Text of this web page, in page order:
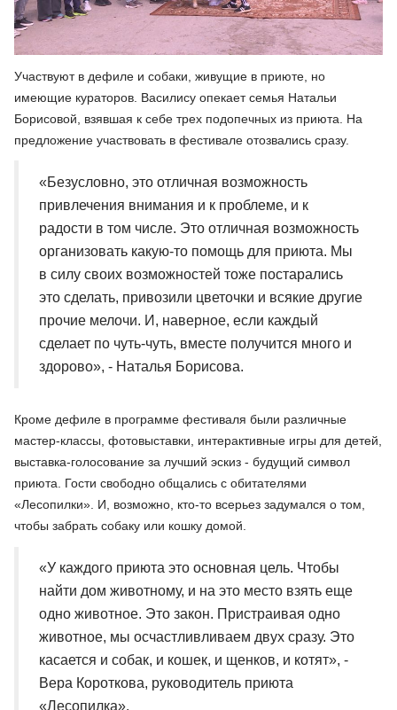
Участвуют в дефиле и собаки, живущие в приюте, но
имеющие кураторов. Василису опекает семья Натальи
Борисовой, взявшая к себе трех подопечных из приюта. На
предложение участвовать в фестивале отозвались сразу.
«Безусловно, это отличная возможность
привлечения внимания и к проблеме, и к
радости в том числе. Это отличная возможность
организовать какую-то помощь для приюта. Мы
в силу своих возможностей тоже постарались
это сделать, привозили цветочки и всякие другие
прочие мелочи. И, наверное, если каждый
сделает по чуть-чуть, вместе получится много и
здорово», - Наталья Борисова.
Кроме дефиле в программе фестиваля были различные
мастер-классы, фотовыставки, интерактивные игры для детей,
выставка-голосование за лучший эскиз - будущий символ
приюта. Гости свободно общались с обитателями
«Лесопилки». И, возможно, кто-то всерьез задумался о том,
чтобы забрать собаку или кошку домой.
«У каждого приюта это основная цель. Чтобы
найти дом животному, и на это место взять еще
одно животное. Это закон. Пристраивая одно
животное, мы осчастливливаем двух сразу. Это
касается и собак, и кошек, и щенков, и котят», -
Вера Короткова, руководитель приюта
«Лесопилка».